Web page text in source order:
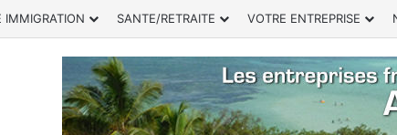
IMMIGRATION SANTE/RETRAITE VOTRE ENTREPRISE